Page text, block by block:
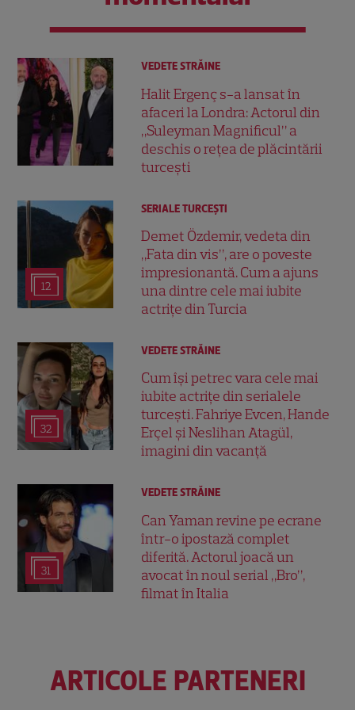
VEDETE STRĂINE
Halit Ergenç s-a lansat în
afaceri la Londra: Actorul din
„Suleyman Magnificul” a
deschis o rețea de plăcintării
turcești
12
SERIALE TURCEŞTI
Demet Özdemir, vedeta din
„Fata din vis”, are o poveste
impresionantă. Cum a ajuns
una dintre cele mai iubite
actrițe din Turcia
32
VEDETE STRĂINE
Cum își petrec vara cele mai
iubite actrițe din serialele
turcești. Fahriye Evcen, Hande
Erçel și Neslihan Atagül,
imagini din vacanță
31
VEDETE STRĂINE
Can Yaman revine pe ecrane
într-o ipostază complet
diferită. Actorul joacă un
avocat în noul serial „Bro”,
filmat în Italia
ARTICOLE PARTENERI